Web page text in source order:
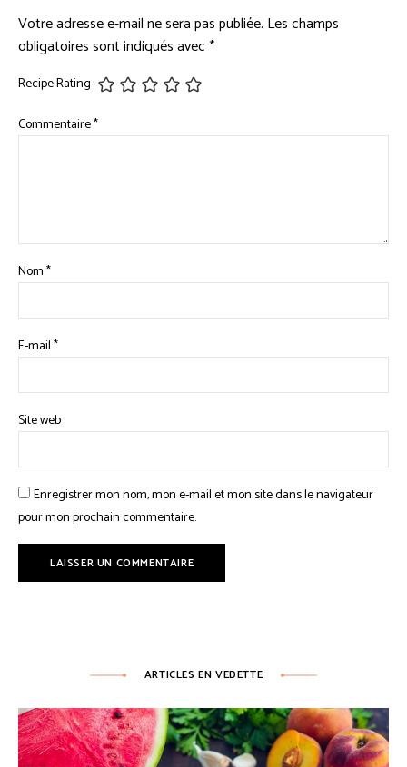
Votre adresse e-mail ne sera pas publiée. Les champs
obligatoires sont indiqués avec*
Recipe Rating
Commentaire*
Nom*
E-mail*
Site web
Enregistrer mon nom, mon e-mail et mon site dans le navigateur
pour mon prochain commentaire.
ARTICLES EN VEDETTE